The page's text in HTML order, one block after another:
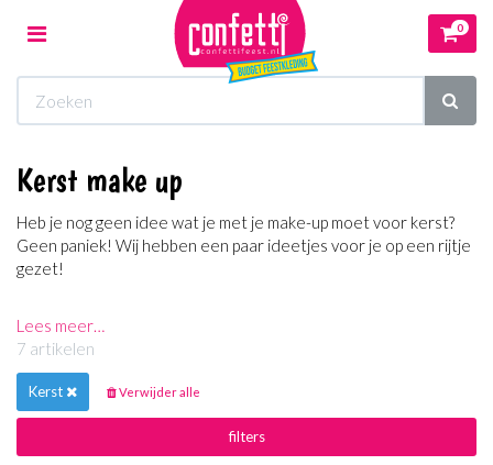
Toggle
0
Winkelwagen
Uw winkelwagen is leeg.
Vul hem met producten.
Kerst make up
Heb je nog geen idee wat je met je make-up moet voor kerst?
Geen paniek! Wij hebben een paar ideetjes voor je op een rijtje
gezet!
Lees meer…
7 artikelen
Kerst Verwijder alle
filters